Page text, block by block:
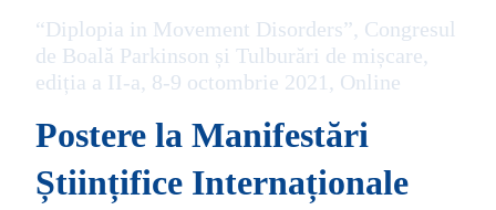
“Diplopia in Movement Disorders”, Congresul
de Boală Parkinson și Tulburări de mișcare,
ediția a II-a, 8-9 octombrie 2021, Online
Postere la Manifestări
Științifice Internaționale